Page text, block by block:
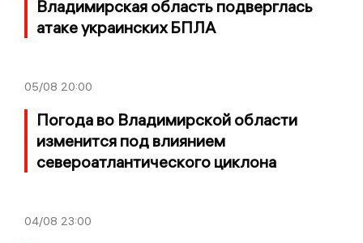
Владимирская область подверглась
атаке украинских БПЛА
05/08 20:00
Погода во Владимирской области
изменится под влиянием
североатлантического циклона
04/08 23:00